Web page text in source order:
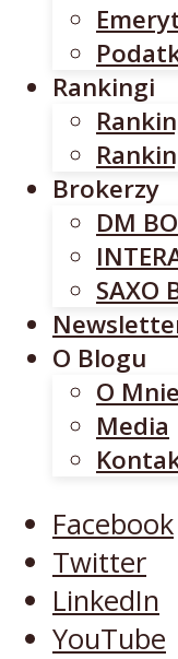
Brokerzy
DM BOŚ
SAXO
O Blogu
O
Media
Facebook
Twitter
LinkedIn
YouTube
Rankingi
Brokerzy
DM
SAXO
O Blogu
O Mnie
Media
Facebook
Twitter
LinkedIn
YouTube